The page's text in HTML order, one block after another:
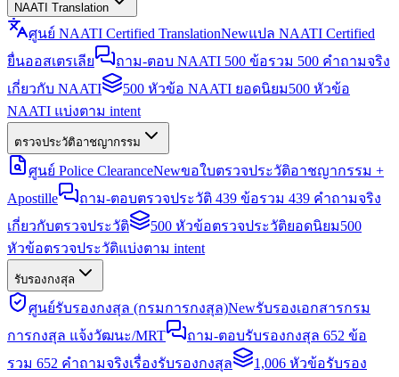
NAATI Translation
ศูนย์ NAATI Certified TranslationNewแปล NAATI Certified
ยื่นออสเตรเลีย
ถาม-ตอบ NAATI 500 ข้อรวม 500 คำถามจริง
เกี่ยวกับ NAATI
500 หัวข้อ NAATI ยอดนิยม500 หัวข้อ
NAATI แบ่งตาม intent
ตรวจประวัติอาชญากรรม
ศูนย์ Police ClearanceNewขอใบตรวจประวัติอาชญากรรม +
Apostille
ถาม-ตอบตรวจประวัติ 439 ข้อรวม 439 คำถามจริง
เกี่ยวกับตรวจประวัติ
500 หัวข้อตรวจประวัติยอดนิยม500
หัวข้อตรวจประวัติแบ่งตาม intent
รับรองกงสุล
ศูนย์รับรองกงสุล (กรมการกงสุล)Newรับรองเอกสารกรม
การกงสุล แจ้งวัฒนะ/MRT
ถาม-ตอบรับรองกงสุล 652 ข้อ
รวม 652 คำถามจริงเรื่องรับรองกงสุล
1,006 หัวข้อรับรอง